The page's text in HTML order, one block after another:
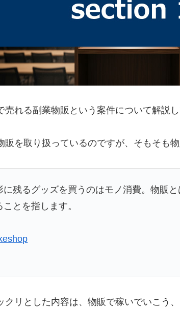
売れる副業物販という案件について解説し
販を取り扱っているのですが、そもそも
に残るグッズを買うのはモノ消費。物販
とを指します。
クリとした内容は、物販で稼いでいこう、